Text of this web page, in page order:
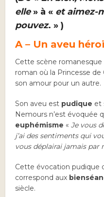
elle» à « et aimez-
pouvez. » )
A – Un aveu
Cette scène
roman où la Princesse
son amour pour un autre.
Son aveu est pudique et
Nemours n’est évoquée
euphémisme «Je vous
j’ai des sentiments qui
vous déplairai jamais par
Cette évocation pudique
correspond aux
siècle.